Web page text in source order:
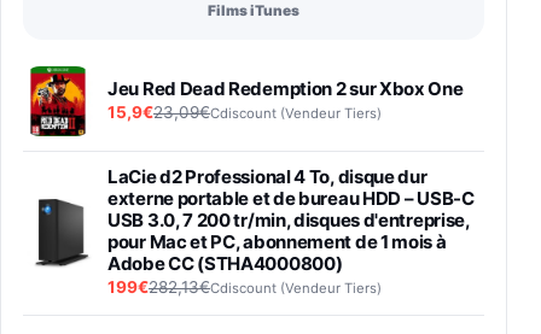
Films iTunes
Jeu Red Dead Redemption 2 sur Xbox One
15,9€23,09€Cdiscount (Vendeur Tiers)
LaCie d2 Professional 4 To, disque dur
externe portable et de bureau HDD – USB-C
USB 3.0, 7 200 tr/min, disques d'entreprise,
pour Mac et PC, abonnement de 1 mois à
Adobe CC (STHA4000800)
199€282,13€Cdiscount (Vendeur Tiers)